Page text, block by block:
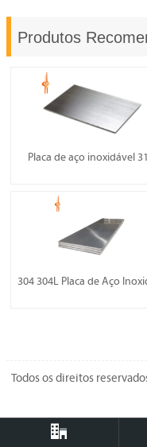
Produtos
Placa de aço inoxidável
304 304L Placa de Aço
Todos os direitos
